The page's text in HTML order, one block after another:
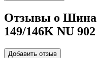
Отзывы о Шина
149/146K NU
Добавить отзыв